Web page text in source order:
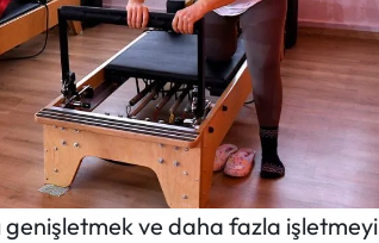
genişletmek ve daha fazla işletmeyi